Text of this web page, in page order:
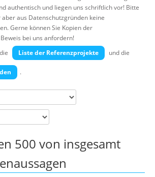
uns
authentisch und liegen uns schriftlich vor! Bitte
aber aus Datenschutzgründen keine
Gerne können Sie Kopien der
bei uns anfordern!
Liste der Referenzprojekte und die
.
500 von insgesamt